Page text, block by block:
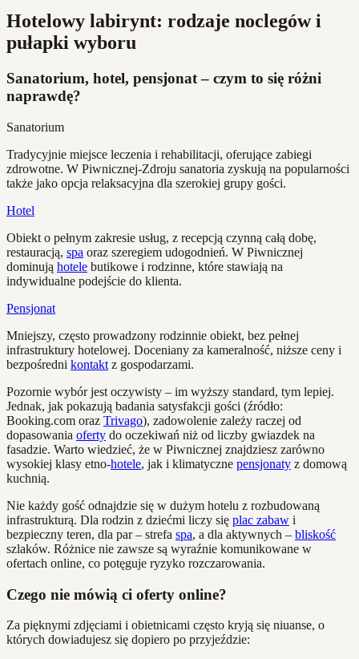
Hotelowy labirynt: rodzaje noclegów i
pułapki wyboru
Sanatorium, hotel, pensjonat – czym to się różni
naprawdę?
Sanatorium
Tradycyjnie miejsce leczenia i rehabilitacji, oferujące zabiegi
zdrowotne. W Piwnicznej-Zdroju sanatoria zyskują na popularności
także jako opcja relaksacyjna dla szerokiej grupy gości.
Hotel
Obiekt o pełnym zakresie usług, z recepcją czynną całą dobę,
restauracją, spa oraz szeregiem udogodnień. W Piwnicznej
dominują hotele butikowe i rodzinne, które stawiają na
indywidualne podejście do klienta.
Pensjonat
Mniejszy, często prowadzony rodzinnie obiekt, bez pełnej
infrastruktury hotelowej. Doceniany za kameralność, niższe ceny i
bezpośredni kontakt z gospodarzami.
Pozornie wybór jest oczywisty – im wyższy standard, tym lepiej.
Jednak, jak pokazują badania satysfakcji gości (źródło:
Booking.com oraz Trivago), zadowolenie zależy raczej od
dopasowania oferty do oczekiwań niż od liczby gwiazdek na
fasadzie. Warto wiedzieć, że w Piwnicznej znajdziesz zarówno
wysokiej klasy etno-hotele, jak i klimatyczne pensjonaty z domową
kuchnią.
Nie każdy gość odnajdzie się w dużym hotelu z rozbudowaną
infrastrukturą. Dla rodzin z dziećmi liczy się plac zabaw i
bezpieczny teren, dla par – strefa spa, a dla aktywnych – bliskość
szlaków. Różnice nie zawsze są wyraźnie komunikowane w
ofertach online, co potęguje ryzyko rozczarowania.
Czego nie mówią ci oferty online?
Za pięknymi zdjęciami i obietnicami często kryją się niuanse, o
których dowiadujesz się dopiero po przyjeździe: